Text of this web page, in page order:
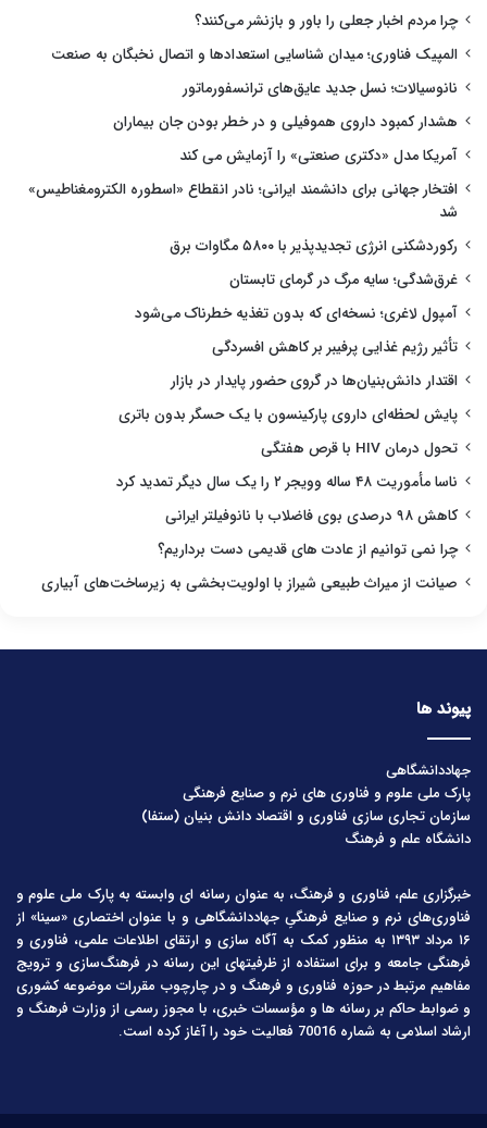
چرا مردم اخبار جعلی را باور و بازنشر می‌کنند؟
المپیک فناوری؛ میدان شناسایی استعدادها و اتصال نخبگان به صنعت
نانوسیالات؛ نسل جدید عایق‌های ترانسفورماتور
هشدار کمبود داروی هموفیلی و در خطر بودن جان بیماران
آمریکا مدل «دکتری صنعتی» را آزمایش می کند
افتخار جهانی برای دانشمند ایرانی؛ نادر انقطاع «اسطوره الکترومغناطیس»
شد
رکوردشکنی انرژی تجدیدپذیر با ۵۸۰۰ مگاوات برق
غرق‌شدگی؛ سایه مرگ در گرمای تابستان
آمپول لاغری؛ نسخه‌ای که بدون تغذیه خطرناک می‌شود
تأثیر رژیم غذایی پرفیبر بر کاهش افسردگی
اقتدار دانش‌بنیان‌ها در گروی حضور پایدار در بازار
پایش لحظه‌ای داروی پارکینسون با یک حسگر بدون باتری
تحول درمان HIV با قرص هفتگی
ناسا مأموریت ۴۸ ساله وویجر ۲ را یک سال دیگر تمدید کرد
کاهش ۹۸ درصدی بوی فاضلاب با نانوفیلتر ایرانی
چرا نمی توانیم از عادت های قدیمی دست برداریم؟
صیانت از میراث طبیعی شیراز با اولویت‌بخشی به زیرساخت‌های آبیاری
پیوند ها
جهاددانشگاهی
پارک ملی علوم و فناوری های نرم و صنایع فرهنگی
سازمان تجاری سازی فناوری و اقتصاد دانش بنیان (ستفا)
دانشگاه علم و فرهنگ
خبرگزاری علم، فناوری و فرهنگ، به عنوان رسانه ای وابسته به پارک ملی علوم و
فناوری‌های نرم و صنایع فرهنگیِ جهاددانشگاهی و با عنوان اختصاری «سینا» از
۱۶ مرداد ۱۳۹۳ به منظور کمک به آگاه سازی و ارتقای اطلاعات علمی، فناوری و
فرهنگی جامعه و برای استفاده از ظرفیتهای این رسانه در فرهنگ‌سازی و ترویج
مفاهیم مرتبط در حوزه فناوری و فرهنگ و در چارچوب مقررات موضوعه کشوری
و ضوابط حاکم بر رسانه ها و مؤسسات خبری، با مجوز رسمی از وزارت فرهنگ و
ارشاد اسلامی به شماره 70016 فعالیت خود را آغاز کرده است.